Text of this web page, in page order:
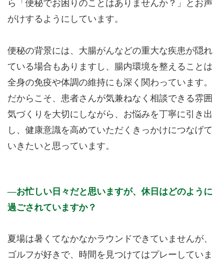
ら「便秘でお困りのことはありませんか？」とお声
がけするようにしています。
便秘の背景には、大腸がんなどの重大な疾患が隠れ
ている場合もありますし、腸内環境を整えることは
全身の免疫や体調の維持にも深く関わっています。
だからこそ、患者さんが気兼ねなく相談できる雰囲
気づくりを大切にしながら、お悩みを丁寧に引き出
し、健康意識を高めていただくきっかけにつなげて
いきたいと思っています。
お忙しい日々だと思いますが、休日はどのように
過ごされていますか？
夏場は暑くてなかなかラウンドできていませんが、
ゴルフが好きで、時間を見つけてはプレーしていま